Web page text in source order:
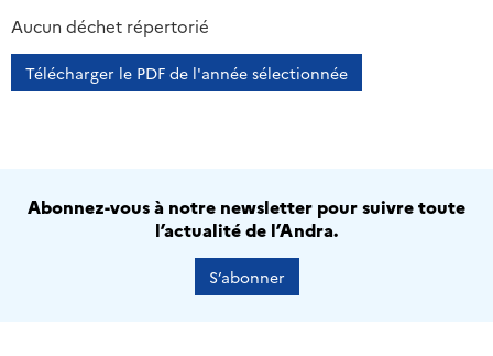
2013 2014
Aucun déchet répertorié
Télécharger le PDF de l'année sélectionnée
Abonnez-vous à notre newsletter pour suivre toute
l’actualité de l’Andra.
S’abonner